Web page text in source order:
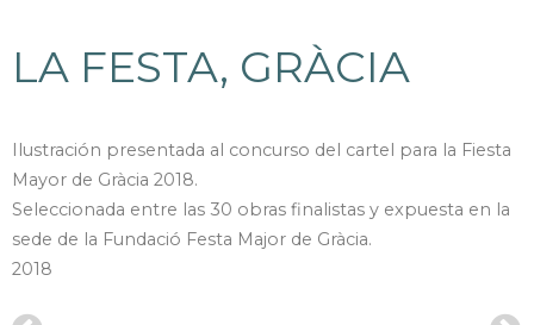
LA FESTA, GRÀCIA
Ilustración presentada al concurso del cartel para la Fiesta
Mayor de Gràcia 2018.
Seleccionada entre las 30 obras finalistas y expuesta en la
sede de la Fundació Festa Major de Gràcia.
2018